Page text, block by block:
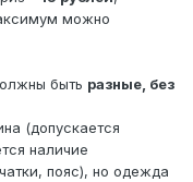
можно
быть разные, без
(допускается
наличие
пояс), но одежда